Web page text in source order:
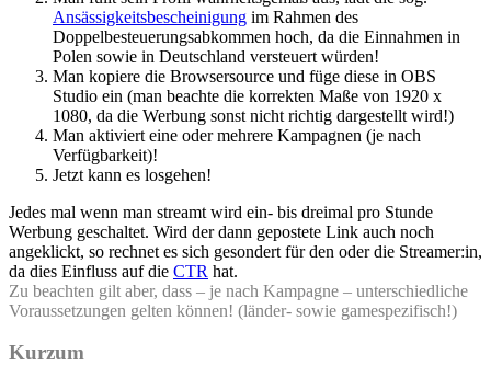
Ansässigkeitsbescheinigung im Rahmen des
Doppelbesteuerungsabkommen hoch, da die Einnahmen in
Polen sowie in Deutschland versteuert würden!
Man kopiere die Browsersource und füge diese in OBS
Studio ein (man beachte die korrekten Maße von 1920 x
1080, da die Werbung sonst nicht richtig dargestellt wird!)
Man aktiviert eine oder mehrere Kampagnen (je nach
Verfügbarkeit)!
Jetzt kann es losgehen!
Jedes mal wenn man streamt wird ein- bis dreimal pro Stunde
Werbung geschaltet. Wird der dann gepostete Link auch noch
angeklickt, so rechnet es sich gesondert für den oder die Streamer:in,
da dies Einfluss auf die CTR hat.
Zu beachten gilt aber, dass – je nach Kampagne – unterschiedliche
Voraussetzungen gelten können! (länder- sowie gamespezifisch!)
Kurzum